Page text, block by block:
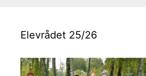
Elevrådet 25/26